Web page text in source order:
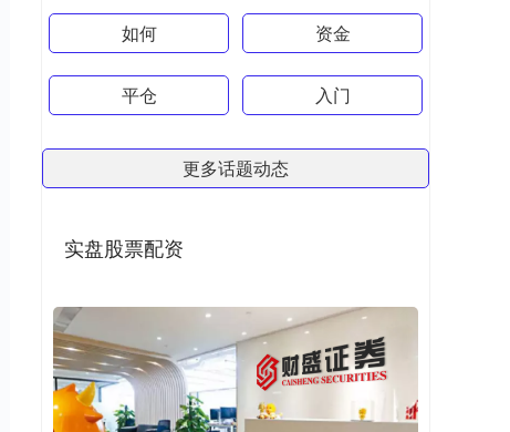
如何 资金
平仓 入门
更多话题动态
实盘股票配资